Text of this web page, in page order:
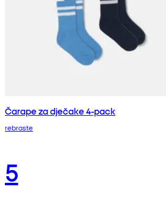
Čarape za dječake 4-pack
rebraste
5